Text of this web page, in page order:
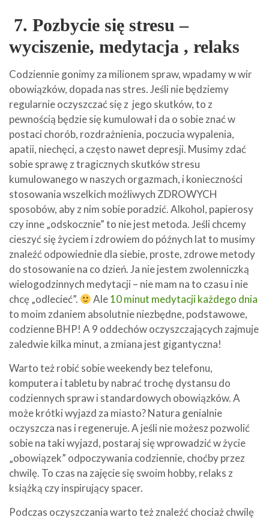
7. Pozbycie się stresu –
wyciszenie, medytacja , relaks
Codziennie gonimy za milionem spraw, wpadamy w wir
obowiązków, dopada nas stres. Jeśli nie będziemy
regularnie oczyszczać się z jego skutków, to z
pewnością będzie się kumulował i da o sobie znać w
postaci chorób, rozdrażnienia, poczucia wypalenia,
apatii, niechęci, a często nawet depresji. Musimy zdać
sobie sprawę z tragicznych skutków stresu
kumulowanego w naszych orgazmach, i konieczności
stosowania wszelkich możliwych ZDROWYCH
sposobów, aby z nim sobie poradzić. Alkohol, papierosy
czy inne „odskocznie” to nie jest metoda. Jeśli chcemy
cieszyć się życiem i zdrowiem do późnych lat to musimy
znaleźć odpowiednie dla siebie, proste, zdrowe metody
do stosowanie na co dzień. Ja nie jestem zwolenniczką
wielogodzinnych medytacji – nie mam na to czasu i nie
chcę „odlecieć”.
Ale10 minut medytacji każdego dnia
to moim zdaniem absolutnie niezbędne, podstawowe,
codzienne BHP! A 9 oddechów oczyszczających zajmuje
zaledwie kilka minut, a zmiana jest gigantyczna!
Warto też robić sobie weekendy bez telefonu,
komputera i tabletu by nabrać trochę dystansu do
codziennych spraw i standardowych obowiązków. A
może krótki wyjazd za miasto? Natura genialnie
oczyszcza nas i regeneruje. A jeśli nie możesz pozwolić
sobie na taki wyjazd, postaraj się wprowadzić w życie
„obowiązek” odpoczywania codziennie, choćby przez
chwilę. To czas na zajęcie się swoim hobby, relaks z
książką czy inspirujący spacer.
Podczas oczyszczania warto też znaleźć chociaż chwilę